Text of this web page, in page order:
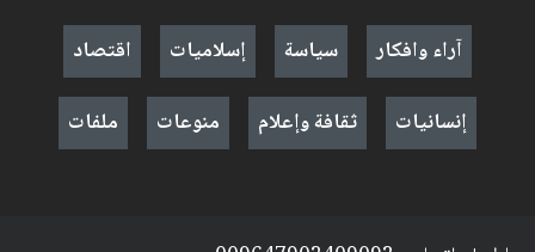
آراء وافكار
سياسة إسلاميات
اقتصاد
إنسانيات
ثقافة وإعلام منوعات ملفات